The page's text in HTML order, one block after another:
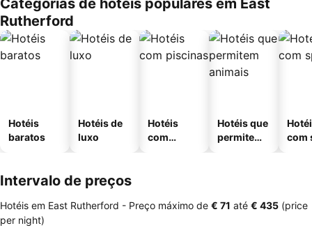
Categorias de hotéis populares em East
Rutherford
Hotéis
baratos
Hotéis de
luxo
Hotéis
com
Hotéis que
permitem
com
Intervalo de preços
Hotéis em East Rutherford - Preço máximo de ‎€ 71 até ‎€ 435 (price
per night)